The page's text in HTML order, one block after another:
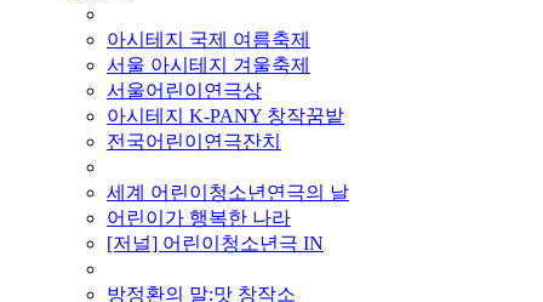
아시테지 국제 여름축제
서울 아시테지 겨울축제
서울어린이연극상
아시테지 K-PANY 창작꿈밭
전국어린이연극잔치
세계 어린이청소년연극의 날
어린이가 행복한 나라
[저널] 어린이청소년극 IN
방정환의 말:맛 창작소